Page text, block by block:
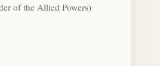
of the Allied Powers)